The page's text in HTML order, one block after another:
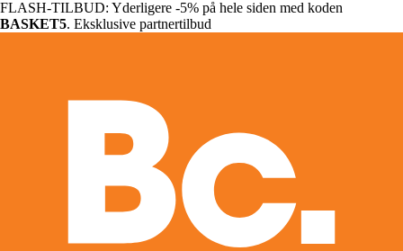
FLASH-TILBUD: Yderligere -5% på hele siden med koden
BASKET5. Eksklusive partnertilbud